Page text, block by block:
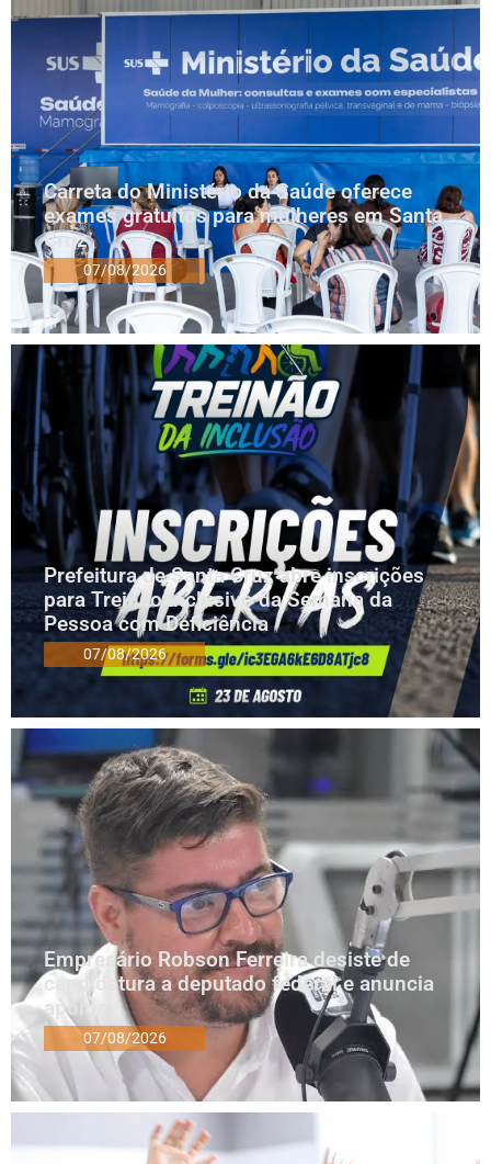
Carreta do Ministério da Saúde oferece
exames gratuitos para mulheres em Santa
Cruz
07/08/2026
Prefeitura de Santa Cruz abre inscrições
para Treinão Inclusivo da Semana da
Pessoa com Deficiência
07/08/2026
Empresário Robson Ferreira desiste de
candidatura a deputado federal e anuncia
apoios
07/08/2026